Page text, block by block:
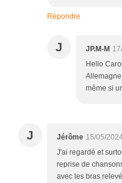
Répondre
J JP.M-M
Hello
même si
J Jérôme 15/05/
J'ai regardé et
reprise de
avec les bras